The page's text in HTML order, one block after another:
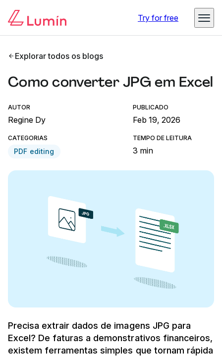
Try for free
Explorar todos os blogs
Como converter JPG em Excel
AUTOR
Regine Dy
PUBLICADO
Feb 19, 2026
CATEGORIAS
PDF editing
TEMPO DE LEITURA
3 min
Precisa extrair dados de imagens JPG para
Excel? De faturas a demonstrativos financeiros,
existem ferramentas simples que tornam rápida